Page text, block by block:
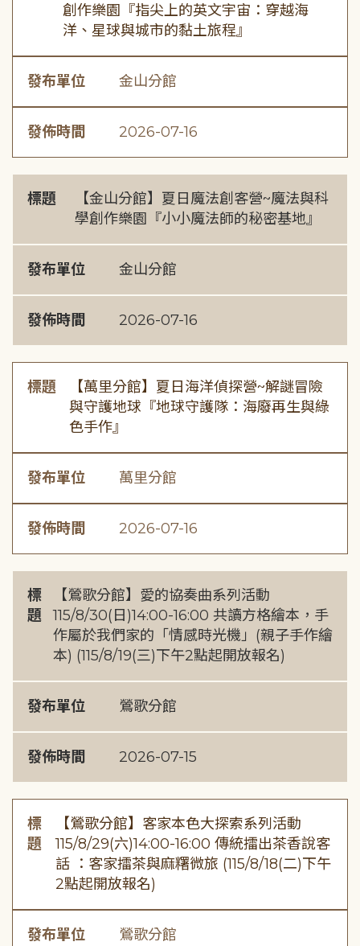
創作樂園『指尖上的英文宇宙：穿越海
洋、星球與城市的黏土旅程』
發布單位 金山分館
發佈時間 2026-07-16
標題
【金山分館】夏日魔法創客營~魔法與科
學創作樂園『小小魔法師的秘密基地』
發布單位 金山分館
發佈時間 2026-07-16
標題
【萬里分館】夏日海洋偵探營~解謎冒險
與守護地球『地球守護隊：海廢再生與綠
色手作』
發布單位 萬里分館
發佈時間 2026-07-16
標
題
【鶯歌分館】愛的協奏曲系列活動
115/8/30(日)14:00-16:00 共讀方格繪本，手
作屬於我們家的「情感時光機」(親子手作繪
本) (115/8/19(三)下午2點起開放報名)
發布單位 鶯歌分館
發佈時間 2026-07-15
標
題
【鶯歌分館】客家本色大探索系列活動
115/8/29(六)14:00-16:00 傳統擂出茶香說客
話 ：客家擂茶與麻糬微旅 (115/8/18(二)下午
2點起開放報名)
發布單位 鶯歌分館